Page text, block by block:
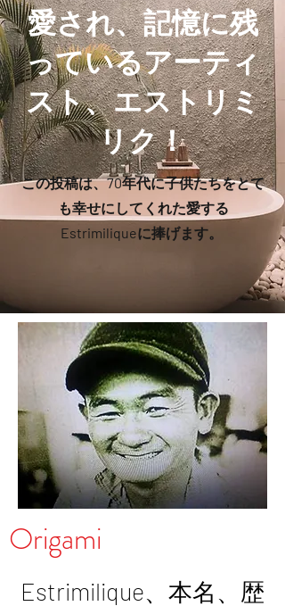
愛され、記憶に残
っているアーティ
スト、エストリミ
リク！
この投稿は、70年代に子供たちをとて
も幸せにしてくれた愛する
Estrimiliqueに捧げます。
Origami
Estrimilique、本名、歴